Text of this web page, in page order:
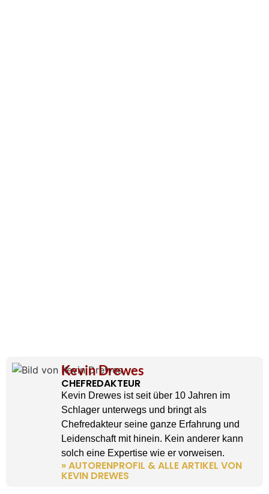
Kevin Drewes
CHEFREDAKTEUR
Kevin Drewes ist seit über 10 Jahren im
Schlager unterwegs und bringt als
Chefredakteur seine ganze Erfahrung und
Leidenschaft mit hinein. Kein anderer kann
solch eine Expertise wie er vorweisen.
» AUTORENPROFIL & ALLE ARTIKEL VON
KEVIN DREWES